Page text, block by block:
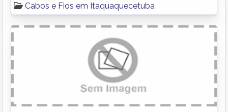
Cabos e Fios em Itaquaquecetuba